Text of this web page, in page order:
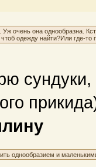
очень она однообразна.
одежду найти?Или где-то
однообразием и